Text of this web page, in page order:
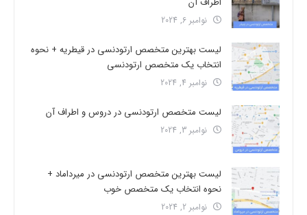
نوامبر 6, 2024
لیست بهترین متخصص ارتودنسی در قیطریه + نحوه
انتخاب یک متخصص ارتودنسی
نوامبر 4, 2024
لیست متخصص ارتودنسی در دروس و اطراف آن
نوامبر 3, 2024
لیست بهترین متخصص ارتودنسی در میرداماد +
نحوه انتخاب یک متخصص خوب
نوامبر 2, 2024